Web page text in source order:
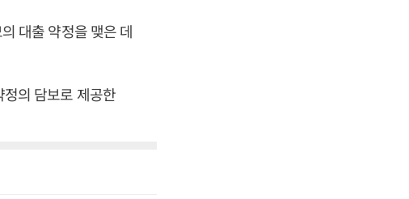
대출 약정을 맺은 데
의 담보로 제공한